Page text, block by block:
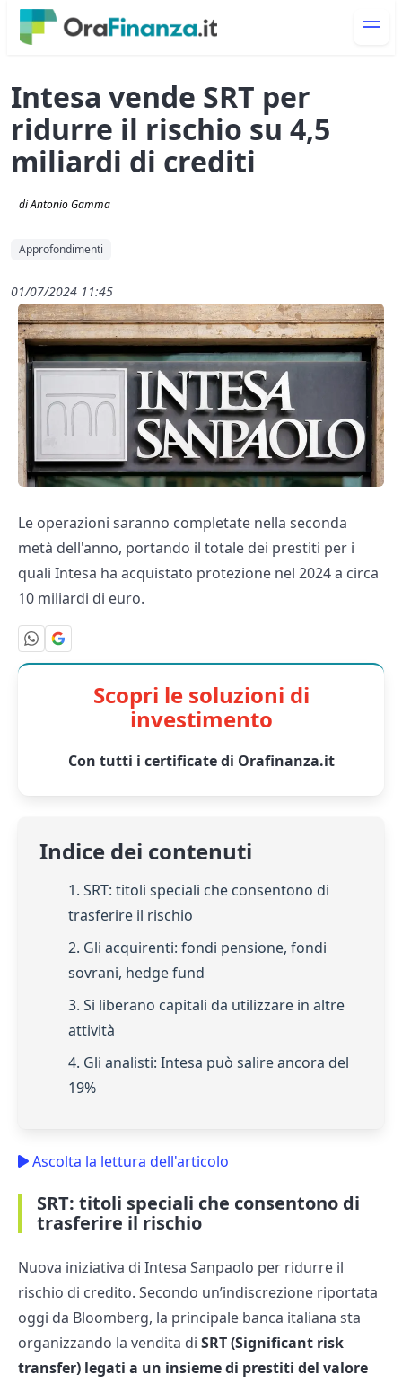
Intesa vende SRT per
ridurre il rischio su 4,5
miliardi di crediti
di Antonio Gamma
Approfondimenti
01/07/2024 11:45
Le operazioni saranno completate nella seconda
metà dell'anno, portando il totale dei prestiti per i
quali Intesa ha acquistato protezione nel 2024 a circa
10 miliardi di euro.
Scopri le soluzioni di
investimento
Con tutti i certificate di Orafinanza.it
Indice dei contenuti
1. SRT: titoli speciali che consentono di
trasferire il rischio
2. Gli acquirenti: fondi pensione, fondi
sovrani, hedge fund
3. Si liberano capitali da utilizzare in altre
attività
4. Gli analisti: Intesa può salire ancora del
19%
Ascolta la lettura dell'articolo
SRT: titoli speciali che consentono di
trasferire il rischio
Nuova iniziativa di Intesa Sanpaolo per ridurre il
rischio di credito. Secondo un’indiscrezione riportata
oggi da Bloomberg, la principale banca italiana sta
organizzando la vendita di SRT (Significant risk
transfer) legati a un insieme di prestiti del valore